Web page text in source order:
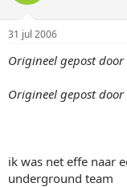
31 jul 2006
Origineel gepost door
Origineel gepost
ik was net effe naar
underground team